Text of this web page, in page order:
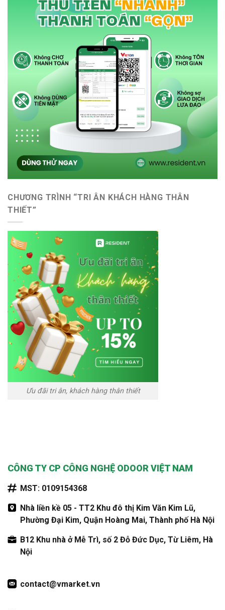
CHƯƠNG TRÌNH “TRI ÂN KHÁCH HÀNG THÂN
THIẾT”
Ưu đãi tri ân, khách hàng thân thiết
CÔNG TY CP CÔNG NGHỆ ODOOR VIỆT NAM
MST: 0109154368
Nhà liền kề 05 - TT2 Khu đô thị Kim Văn Kim Lũ,
Phường Đại Kim, Quận Hoàng Mai, Thành phố Hà Nội
B12 Khu nhà ở Mễ Trì, số 2 Đỗ Đức Dục, Từ Liêm, Hà
Nội
contact@vmarket.vn